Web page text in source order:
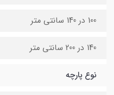
100 در 140 سانتی متر
140 در 200 سانتی متر
نوع پارچه